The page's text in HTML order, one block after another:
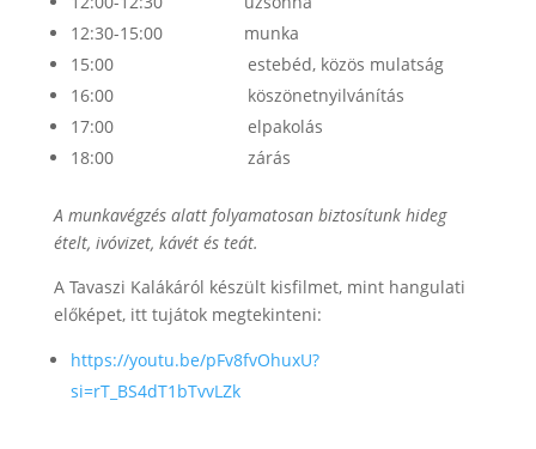
12:30-15:00 munka
15:00 estebéd, közös mulatság
16:00 köszönetnyilvánítás
17:00 elpakolás
18:00 zárás
A munkavégzés alatt folyamatosan biztosítunk hideg
ételt, ivóvizet, kávét és teát.
A Tavaszi Kalákáról készült kisfilmet, mint hangulati
előképet, itt tujátok megtekinteni:
https://youtu.be/pFv8fvOhuxU?
si=rT_BS4dT1bTvvLZk